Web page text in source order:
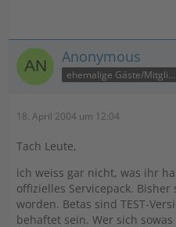
Anonymous
ehemalige Gäste/Mitglieder
18. April 2004 um 12:04
Tach Leute,
ich weiss gar nicht, was ihr
offizielles Servicepack.
worden. Betas sind TEST-
behaftet sein. Wer sich